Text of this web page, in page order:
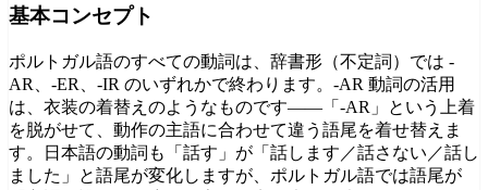
基本コンセプト
ポルトガル語のすべての動詞は、辞書形（不定詞）では -
AR、-ER、-IR のいずれかで終わります。-AR 動詞の活用
は、衣装の着替えのようなものです——「-AR」という上着
を脱がせて、動作の主語に合わせて違う語尾を着せ替えま
す。日本語の動詞も「話す」が「話します／話さない／話し
ました」と語尾が変化しますが、ポルトガル語では語尾が